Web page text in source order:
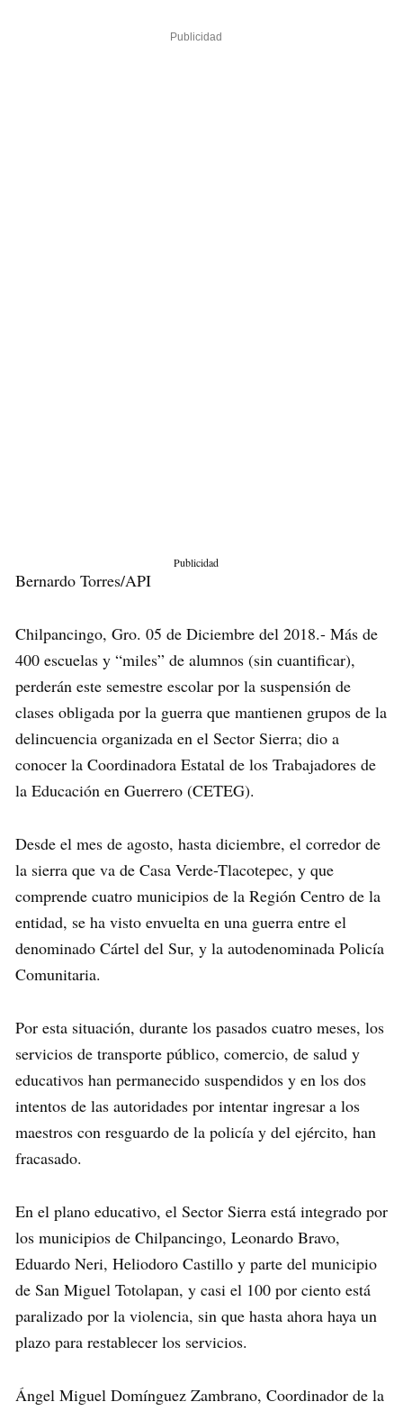
Publicidad
Publicidad
Bernardo Torres/API
Chilpancingo, Gro. 05 de Diciembre del 2018.- Más de
400 escuelas y “miles” de alumnos (sin cuantificar),
perderán este semestre escolar por la suspensión de
clases obligada por la guerra que mantienen grupos de la
delincuencia organizada en el Sector Sierra; dio a
conocer la Coordinadora Estatal de los Trabajadores de
la Educación en Guerrero (CETEG).
Desde el mes de agosto, hasta diciembre, el corredor de
la sierra que va de Casa Verde-Tlacotepec, y que
comprende cuatro municipios de la Región Centro de la
entidad, se ha visto envuelta en una guerra entre el
denominado Cártel del Sur, y la autodenominada Policía
Comunitaria.
Por esta situación, durante los pasados cuatro meses, los
servicios de transporte público, comercio, de salud y
educativos han permanecido suspendidos y en los dos
intentos de las autoridades por intentar ingresar a los
maestros con resguardo de la policía y del ejército, han
fracasado.
En el plano educativo, el Sector Sierra está integrado por
los municipios de Chilpancingo, Leonardo Bravo,
Eduardo Neri, Heliodoro Castillo y parte del municipio
de San Miguel Totolapan, y casi el 100 por ciento está
paralizado por la violencia, sin que hasta ahora haya un
plazo para restablecer los servicios.
Ángel Miguel Domínguez Zambrano, Coordinador de la